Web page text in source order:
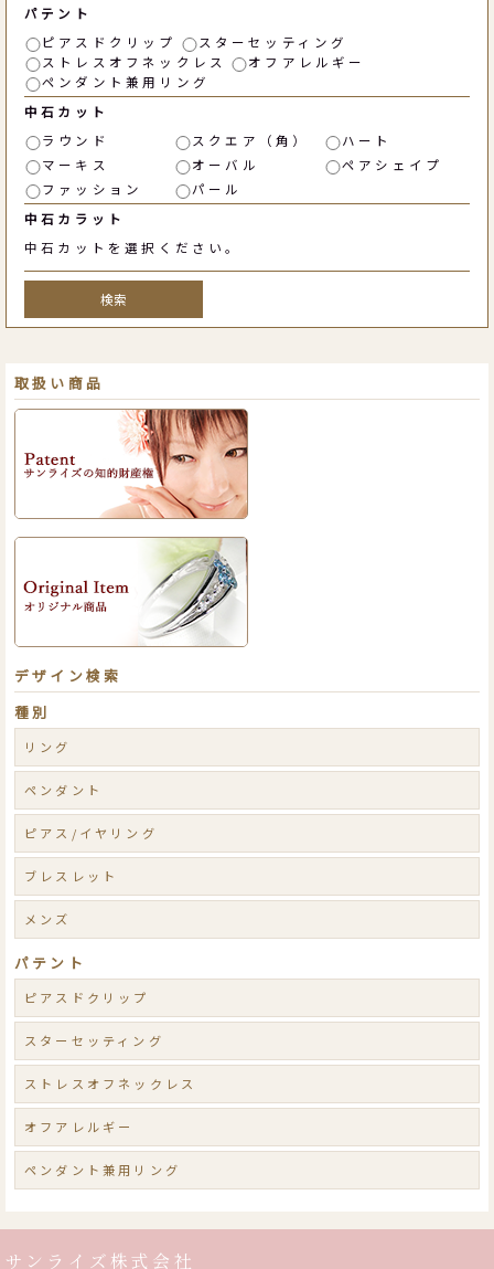
パテント
ピアスドクリップ
スターセッティング
ストレスオフネックレス
オフアレルギー
ペンダント兼用リング
中石カット
ラウンド
スクエア（角）
ハート
マーキス
オーバル
ペアシェイプ
ファッション
パール
中石カラット
中石カットを選択ください。
検索
取扱い商品
デザイン検索
種別
リング
ペンダント
ピアス/イヤリング
ブレスレット
メンズ
パテント
ピアスドクリップ
スターセッティング
ストレスオフネックレス
オフアレルギー
ペンダント兼用リング
サンライズ株式会社